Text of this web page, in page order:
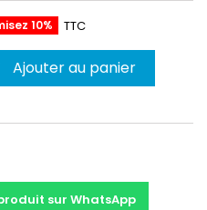
10% TTC
Ajouter au panier
sur WhatsApp